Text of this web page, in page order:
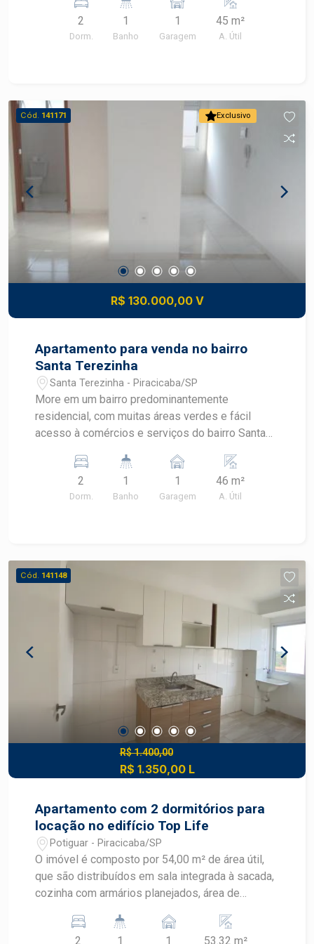
Portaria 24 horas
2
Dorm.
1
Banho
1
Garagem
45 m²
A. Útil
Exclusivo
Cód. 141171
R$ 130.000,00 V
Apartamento para venda no bairro
Santa Terezinha
Santa Terezinha - Piracicaba/SP
More em um bairro predominantemente
residencial, com muitas áreas verdes e fácil
acesso à comércios e serviços do bairro Santa
Ampla sala; - Cozinha; - Banheiro; - 1 vaga de
garagem.2
Dorm.
1
Banho
1
Garagem
46 m²
A. Útil
Cód. 141148
R$ 1.400,00
R$ 1.350,00 L
Apartamento com 2 dormitórios para
locação no edifício Top Life
Potiguar - Piracicaba/SP
O imóvel é composto por 54,00 m² de área útil,
que são distribuídos em sala integrada à sacada,
cozinha com armários planejados, área de
garagem. O Condomínio Residencial Top Life I
2 1 1 53.32 m²